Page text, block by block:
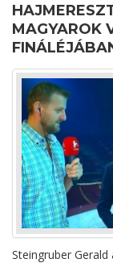
MAGYAROK
Steingruber